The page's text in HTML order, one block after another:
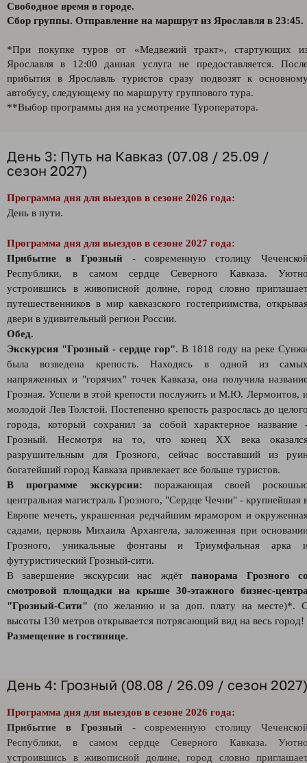
Свободное время в городе.
Сбор группы. Отправление на маршрут из Ярославля в 23:45.
*При покупке туров от «Медвежий тракт», стартующих
Ярославля в 12:00 данная услуга не предоставляется.
прибытия в Ярославль туристов сразу подвозят к
автобусу, следующему по маршруту группового тура.
**Выбор программы дня на усмотрение Туроператора.
День 3: Путь на Кавказ (07.08 / 25.09 /
сезон 2027)
Программа дня для выездов в сезоне 2026 года:
День в пути.
Программа дня для выездов в сезоне 2027 года:
Прибытие в Грозный - современную столицу
Республики, в самом сердце Северного Кавказа.
устроившись в живописной долине, город словно
путешественников в мир кавказского гостеприимства,
двери в удивительный регион России.
Обед.
Экскурсия "Грозный - сердце гор". В 1818 году на реке
была возведена крепость. Находясь в одной из
напряженных и "горячих" точек Кавказа, она получила
Грозная. Успели в этой крепости послужить и М.Ю. Лермонтов,
молодой Лев Толстой. Постепенно крепость разрослась до
города, который сохранил за собой характерное название
Грозный. Несмотря на то, что конец XX века
разрушительным для Грозного, сейчас восставший из
богатейший город Кавказа привлекает все больше туристов.
В программе экскурсии: поражающая своей
центральная магистраль Грозного, "Сердце Чечни" - крупнейшая
Европе мечеть, украшенная редчайшим мрамором и
садами, церковь Михаила Архангела, заложенная при
Грозного, уникальные фонтаны и Триумфальная арка
футуристический Грозный-сити.
В завершение экскурсии нас ждётпанорама Грозного
смотровой площадки на крыше 30-этажного бизнес-
"Грозный-Сити" (по желанию и за доп. плату на месте)*.
высоты 130 метров открывается потрясающий вид на весь город!
Размещение в гостинице.
День 4: Грозный (08.08 / 26.09 / сезон
Программа дня для выездов в сезоне 2026 года:
Прибытие в Грозный -современную столицу
Республики, в самом сердце Северного Кавказа.
устроившись в живописной долине, город словно